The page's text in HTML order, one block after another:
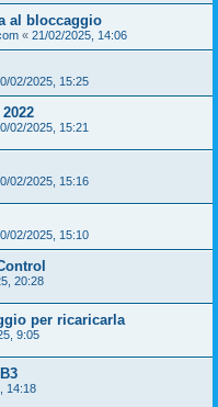
al bloccaggio
« 21/02/2025, 14:06
02/2025, 15:25
02/2025, 15:21
02/2025, 15:16
02/2025, 15:10
20:28
per ricaricarla
9:05
14:18